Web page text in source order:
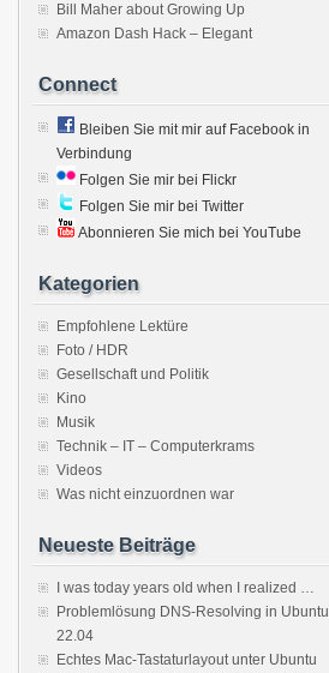
Bill Maher about Growing Up
Amazon Dash Hack – Elegant
Connect
Bleiben Sie mit mir auf Facebook in
Verbindung
Folgen Sie mir bei Flickr
Folgen Sie mir bei Twitter
Abonnieren Sie mich bei YouTube
Kategorien
Empfohlene Lektüre
Foto / HDR
Gesellschaft und Politik
Kino
Musik
Technik – IT – Computerkrams
Videos
Was nicht einzuordnen war
Neueste Beiträge
I was today years old when I realized …
Problemlösung DNS-Resolving in Ubuntu
22.04
Echtes Mac-Tastaturlayout unter Ubuntu